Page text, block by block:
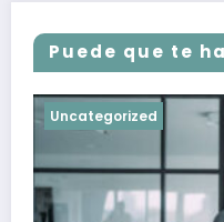
Puede que te
Uncategorized